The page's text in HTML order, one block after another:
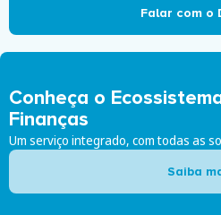
Falar com o
Somos
Novo Crédito
Conheça o
Finanças
Um serviço integrado, com todas as
Saiba